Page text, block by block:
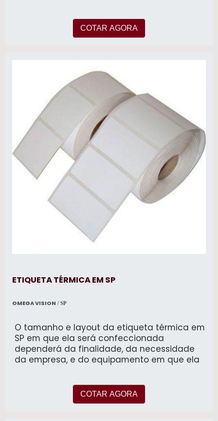
COTAR AGORA
ETIQUETA TÉRMICA EM SP
OMEGA VISION / SP
O tamanho e layout da etiqueta térmica em
SP em que ela será confeccionada
dependerá da finalidade, da necessidade
da empresa, e do equipamento em que ela
COTAR AGORA